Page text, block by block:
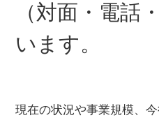
（対面・電話
います。
現在の状況や事業規模、